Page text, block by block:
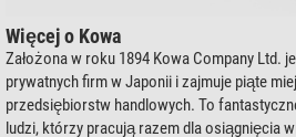
Więcej o Kowa
Założona w roku 1894 Kowa Company Ltd.
prywatnych firm w Japonii i zajmuje piąte
przedsiębiorstw handlowych. To
ludzi, którzy pracują razem dla osiągnięcia